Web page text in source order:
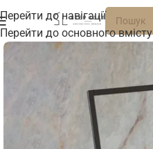
Перейти до навігації
Перейти до основного вмісту